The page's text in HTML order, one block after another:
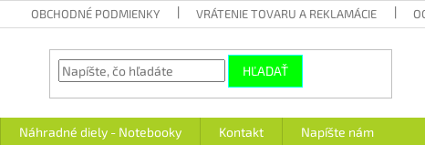
OBCHODNÉ PODMIENKY VRÁTENIE TOVARU A REKLAMÁCIE
HĽADAŤ
Náhradné diely - Notebooky Kontakt Napíšte nám